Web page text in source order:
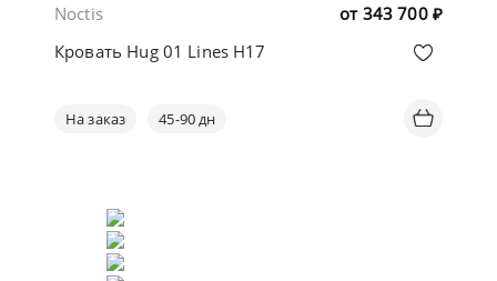
от 343 700 ₽
Noctis
Кровать Hug 01 Lines H17
На заказ 45-90 дн